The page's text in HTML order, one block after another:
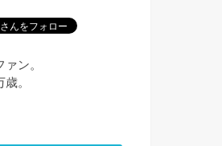
ン。
。